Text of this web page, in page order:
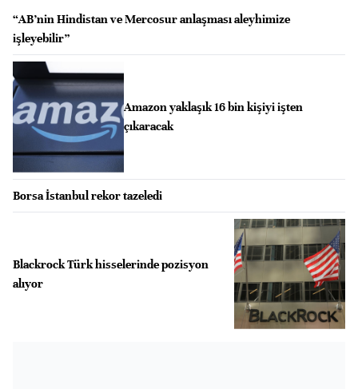
“AB’nin Hindistan ve Mercosur anlaşması aleyhimize
işleyebilir”
Amazon yaklaşık 16 bin kişiyi işten
çıkaracak
Borsa İstanbul rekor tazeledi
Blackrock Türk hisselerinde pozisyon
alıyor